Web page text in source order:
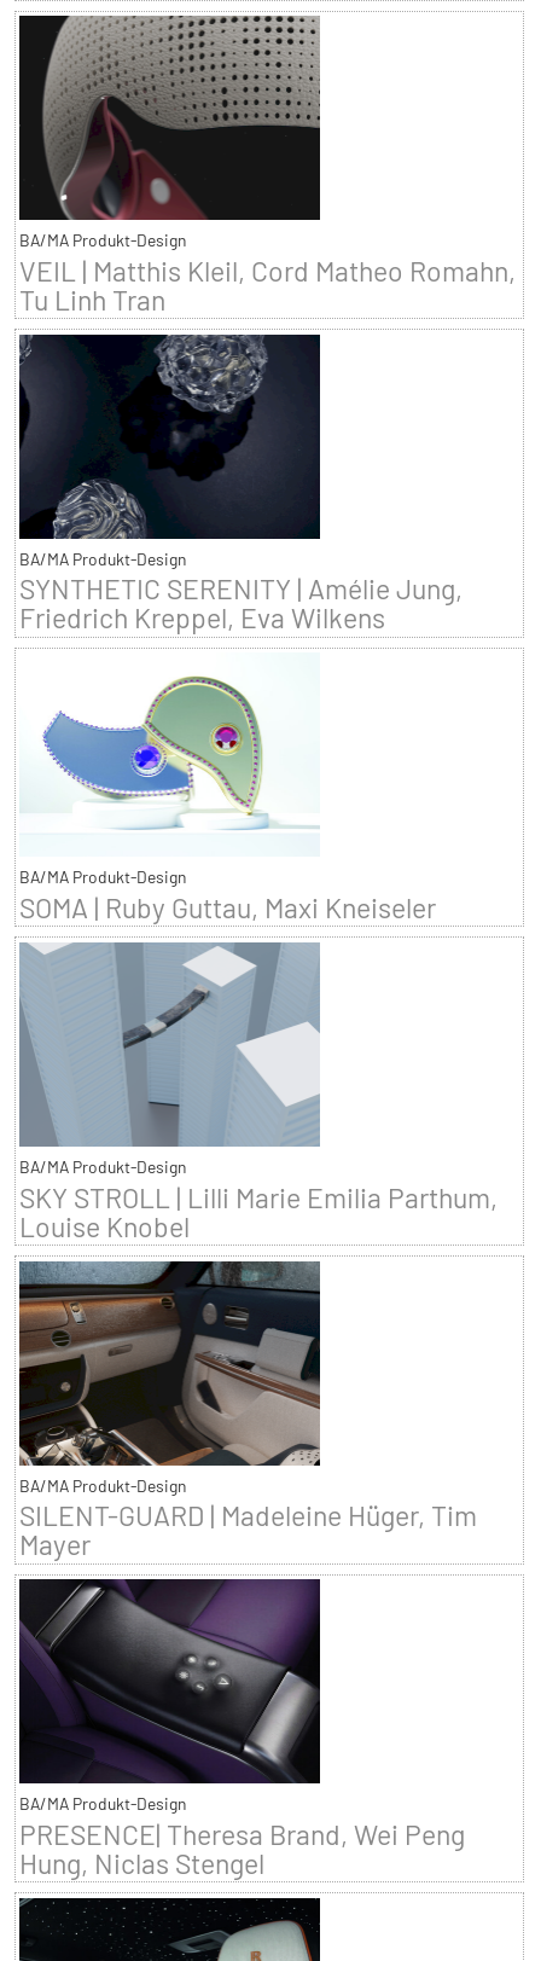
BA/MA Produkt-Design
VEIL | Matthis Kleil, Cord Matheo Romahn,
Tu Linh Tran
BA/MA Produkt-Design
SYNTHETIC SERENITY | Amélie Jung,
Friedrich Kreppel, Eva Wilkens
BA/MA Produkt-Design
SOMA | Ruby Guttau, Maxi Kneiseler
BA/MA Produkt-Design
SKY STROLL | Lilli Marie Emilia Parthum,
Louise Knobel
BA/MA Produkt-Design
SILENT-GUARD | Madeleine Hüger, Tim
Mayer
BA/MA Produkt-Design
PRESENCE| Theresa Brand, Wei Peng
Hung, Niclas Stengel